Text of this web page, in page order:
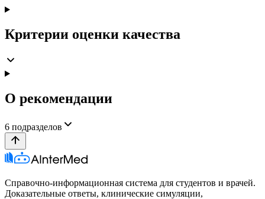
Критерии оценки качества
О рекомендации
6 подразделов
Справочно-информационная система для студентов и врачей.
Доказательные ответы, клинические симуляции,